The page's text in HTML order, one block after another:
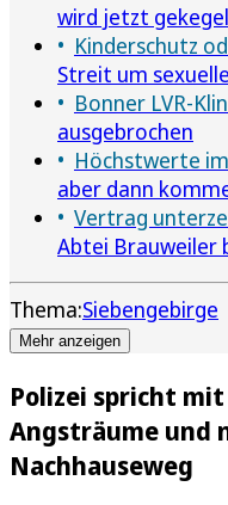
wird jetzt
Kinderschutz
Streit um
Bonner LVR-
ausgebrochen
Höchstwerte
aber dann
Vertrag
Abtei Brauweiler
Thema:Siebengebirge
Mehr anzeigen
Polizei spricht
Angsträume und
Nachhauseweg